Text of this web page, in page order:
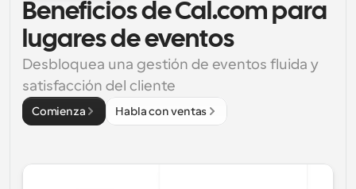
Beneficios de Cal.com para
lugares de eventos
Desbloquea una gestión de eventos fluida y
satisfacción del cliente
Comienza Habla con ventas